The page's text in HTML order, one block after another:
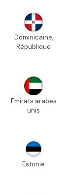
Dominicaine,
République
Emirats arabes
unis
Estonie